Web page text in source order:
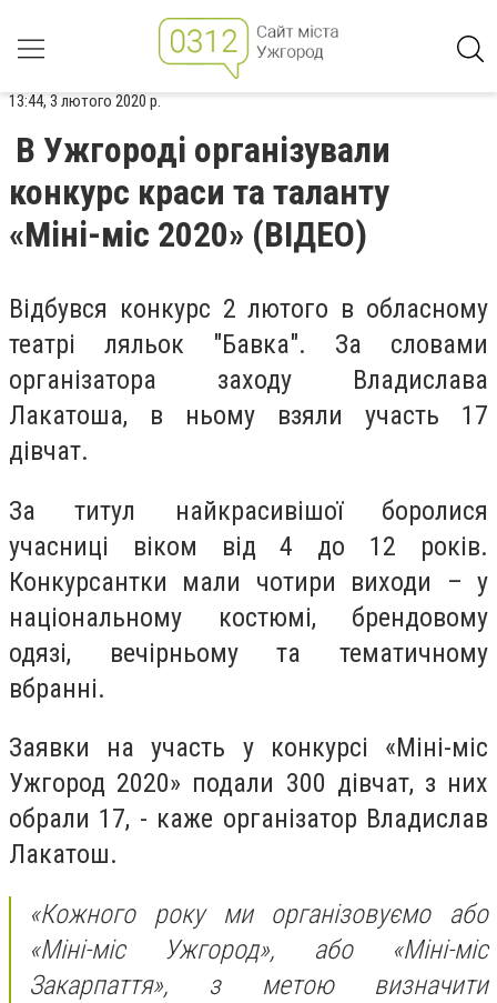
13:44, 3 лютого 2020 р.
В Ужгороді організували
конкурс краси та таланту
«Міні-міс 2020» (ВІДЕО)
Відбувся конкурс 2 лютого в обласному
театрі ляльок "Бавка". За словами
організатора заходу Владислава
Лакатоша, в ньому взяли участь 17
дівчат.
За титул найкрасивішої боролися
учасниці віком від 4 до 12 років.
Конкурсантки мали чотири виходи – у
національному костюмі, брендовому
одязі, вечірньому та тематичному
вбранні.
Заявки на участь у конкурсі «Міні-міс
Ужгород 2020» подали 300 дівчат, з них
обрали 17, - каже організатор Владислав
Лакатош.
«Кожного року ми організовуємо або
«Міні-міс Ужгород», або «Міні-міс
Закарпаття», з метою визначити